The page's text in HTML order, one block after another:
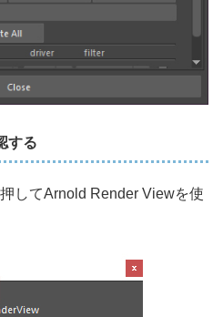
する
してArnold Render Viewを使